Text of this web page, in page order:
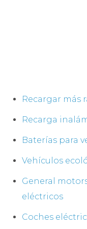
Recargar más
Recarga
Baterías para
Vehículos
General
eléctricos
Coches